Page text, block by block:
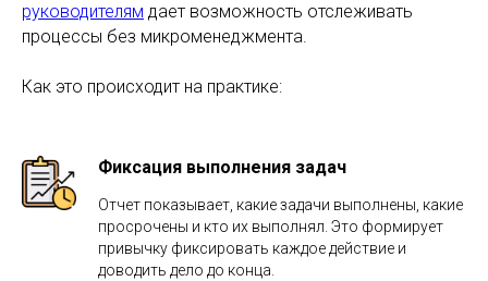
руководителям дает возможность отслеживать
процессы без микроменеджмента.
Как это происходит на практике:
Фиксация выполнения задач
Отчет показывает, какие задачи выполнены, какие
просрочены и кто их выполнял. Это формирует
привычку фиксировать каждое действие и
доводить дело до конца.